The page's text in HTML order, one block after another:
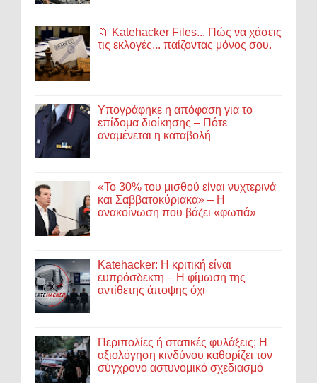
📁 Katehacker Files... Πώς να χάσεις
τις εκλογές... παίζοντας μόνος σου.
Υπογράφηκε η απόφαση για το
επίδομα διοίκησης – Πότε
αναμένεται η καταβολή
«Το 30% του μισθού είναι νυχτερινά
και Σαββατοκύριακα» – Η
ανακοίνωση που βάζει «φωτιά»
Katehacker: Η κριτική είναι
ευπρόσδεκτη – Η φίμωση της
αντίθετης άποψης όχι
Περιπολίες ή στατικές φυλάξεις; Η
αξιολόγηση κινδύνου καθορίζει τον
σύγχρονο αστυνομικό σχεδιασμό